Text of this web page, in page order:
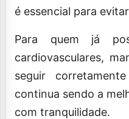
é essencial para
Para quem já
cardiovasculares,
seguir
continua sendo a
com tranquilidade.